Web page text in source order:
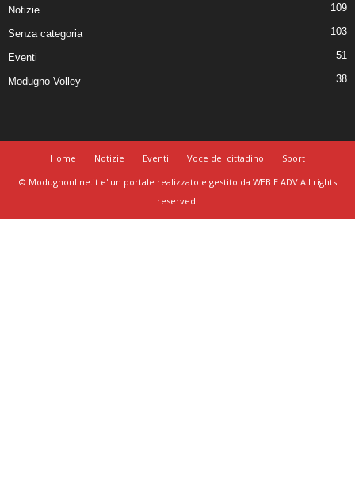
Notizie 109
Senza categoria 103
Eventi 51
Modugno Volley 38
Home Notizie Eventi Voce del cittadino
Sport
© Modugnonline.it e' un portale realizzato e gestito da WEB E ADV All rights
reserved.